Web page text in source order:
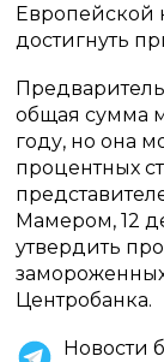
Европейской
достигнуть
общая сумма
году, но она
процентных
Мамером, 12
утвердить
Центробанка.
Новости